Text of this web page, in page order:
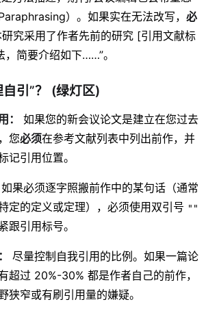
）。如果实在无法改写， 必
研究采用了作者先前的研究 [引用文献标
简要介绍如下……”。
引”？ (绿灯区)
：
如果您的新会议论文是建立在您过去
您必须在参考文献列表中列出前作，并
记引用位置。
如果必须逐字照搬前作中的某句话（通常
定的定义或定理），必须使用双引号 ""
跟引用标号。
尽量控制自我引用的比例。如果一篇论
超过 20%-30% 都是作者自己的前作，
狭窄或有刷引用量的嫌疑。